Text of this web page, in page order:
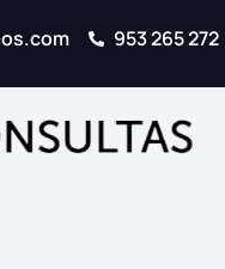
953 265 272